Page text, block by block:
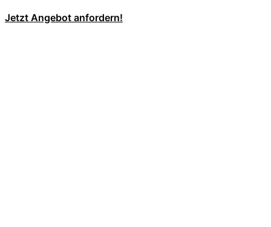
Jetzt Angebot anfordern!